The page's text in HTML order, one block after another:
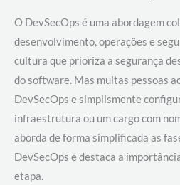
O DevSecOps é uma abordagem
desenvolvimento, operações e
cultura que prioriza a segurança
do software. Mas muitas pessoas
DevSecOps e simplismente
infraestrutura ou um cargo com
aborda de forma simplificada as
DevSecOps e destaca a
etapa.